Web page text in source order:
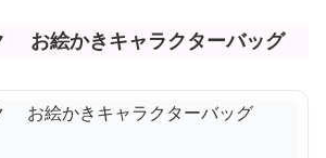
お絵かきキャラクターバッグ